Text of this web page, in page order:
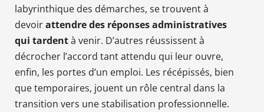
labyrinthique des démarches, se trouvent à
devoirattendre des réponses administratives
qui tardentà venir. D’autres réussissent à
décrocher l’accord tant attendu qui leur ouvre,
enfin, les portes d’un emploi. Les récépissés, bien
que temporaires, jouent un rôle central dans la
transition vers une stabilisation professionnelle.